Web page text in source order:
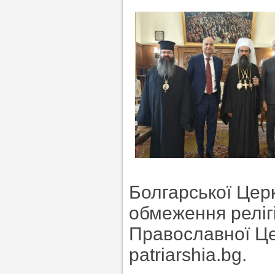
Болгарської
обмеження
Православної
patriarshia.bg.